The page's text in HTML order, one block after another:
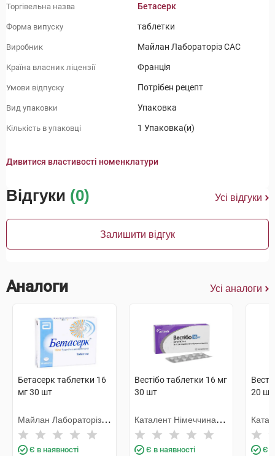
Торгівельна назва Бетасерк
Форма випуску таблетки
Виробник Майлан Лабораторіз САС
Країна власник ліцензії Франція
Умови відпуску Потрібен рецепт
Вид упаковки Упаковка
Кількість в упаковці 1 Упаковка(и)
Дивитися властивості номенклатури
Відгуки (0) Усі відгуки
Залишити відгук
Аналоги Усі аналоги
Бетасерк таблетки 16
мг 30 шт
Майлан Лабораторіз
САС
Є в наявності
Вестібо таблетки 16 мг
30 шт
Каталент Німеччина
Шорндорф ГмбХ
Є в наявності
20 шт
Є в